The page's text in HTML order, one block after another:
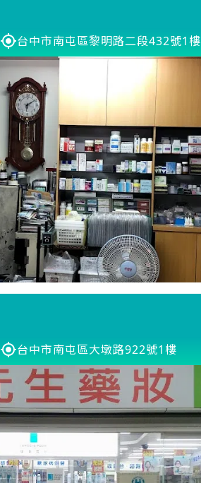
台中市南屯區黎明路二段432號1樓
台中市南屯區大墩路922號1樓